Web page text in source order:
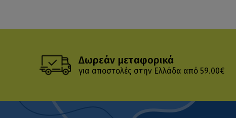
Δωρεάν μεταφορικά
για αποστολές στην Ελλάδα από 59.00€